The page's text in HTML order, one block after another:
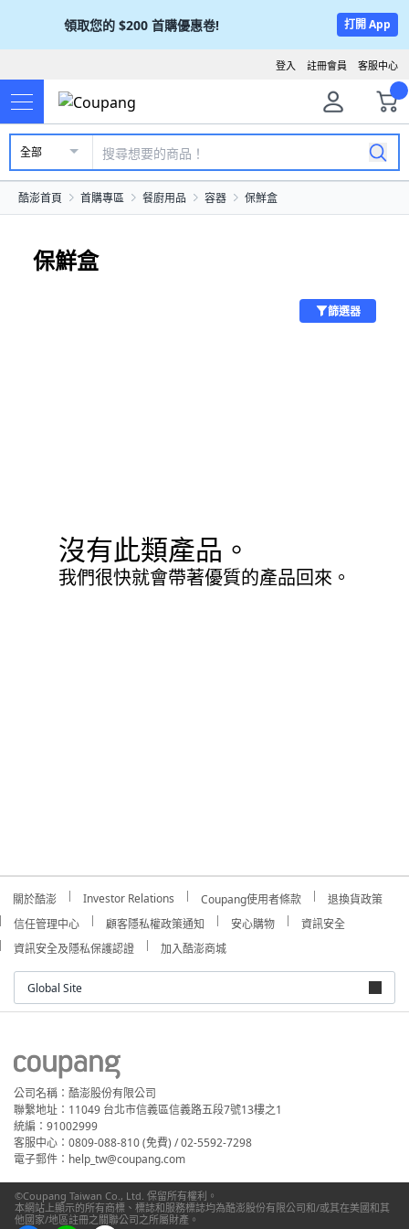
領取您的 $200 首購優惠卷! 打開 App
客服中心
註冊會員
登入
全部
酷澎首頁 首購專區 餐廚用品 容器 保鮮盒
保鮮盒
篩選器
沒有此類產品。
我們很快就會帶著優質的產品回來。
關於酷澎 Investor Relations Coupang使用者條款
退換貨政策
信任管理中心
顧客隱私權政策通知 安心購物
資訊安全
資訊安全及隱私保護認證
加入酷澎商城
Global Site
公司名稱：酷澎股份有限公司
聯繫地址：11049 台北市信義區信義路五段7號13樓之1
統編：91002999
客服中心：0809-088-810 (免費) / 02-5592-7298
電子郵件：help_tw@coupang.com
©Coupang Taiwan Co., Ltd. 保留所有權利。
本網站上顯示的所有商標、標誌和服務標誌均為酷澎股份有限公司和/或其在美國和其
他國家/地區註冊之關聯公司之所屬財產。